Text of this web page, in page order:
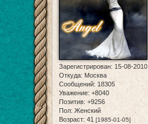
Зарегистрирован: 15-08-2010
Откуда: Москва
Сообщений: 18305
Уважение: +8040
Позитив: +9256
Пол: Женский
Возраст: 41 [1985-01-05]